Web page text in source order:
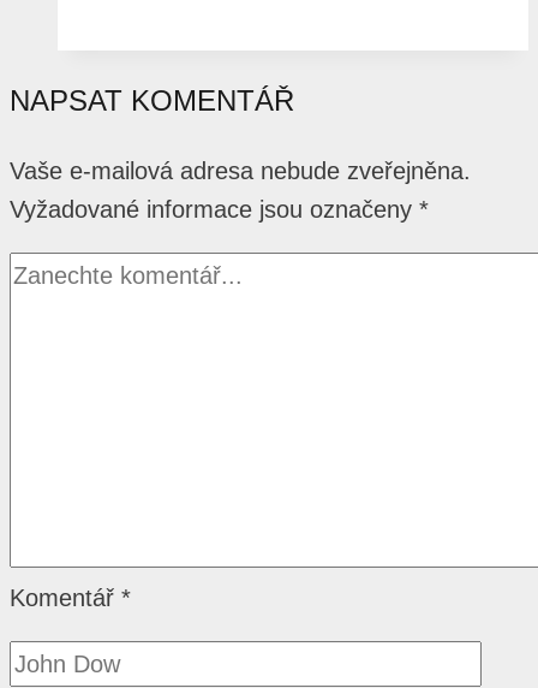
NAPSAT KOMENTÁŘ
Vaše e-mailová adresa nebude zveřejněna.
Vyžadované informace jsou označeny *
Komentář *